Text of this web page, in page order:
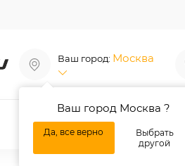
Ваш город: Москва
Ваш город Москва ?
Да, все верно
Выбрать
другой
О нас